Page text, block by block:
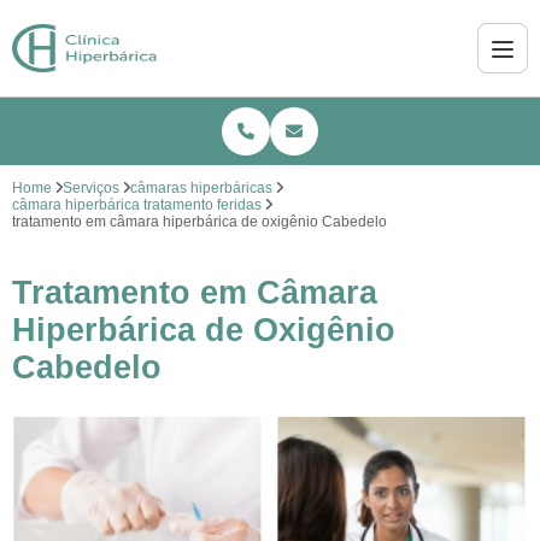
Home Serviços
câmaras hiperbáricas
câmara hiperbárica tratamento feridas
tratamento em câmara hiperbárica de oxigênio Cabedelo
Tratamento em Câmara
Hiperbárica de Oxigênio
Cabedelo